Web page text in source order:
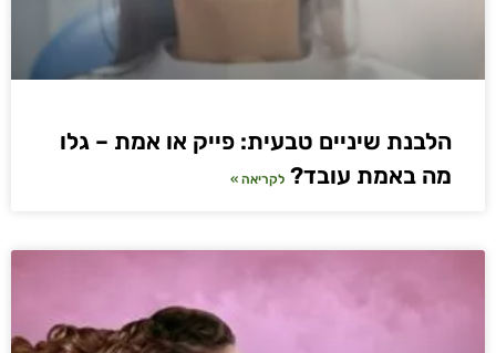
הלבנת שיניים טבעית: פייק או אמת – גלו
מה באמת עובד? לקריאה »